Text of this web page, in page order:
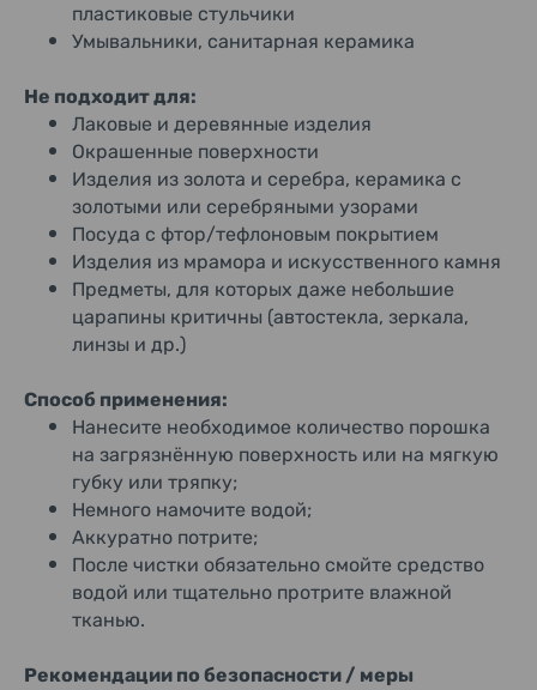
пластиковые стульчики
Умывальники, санитарная керамика
Не подходит для:
Лаковые и деревянные изделия
Окрашенные поверхности
Изделия из золота и серебра, керамика с
золотыми или серебряными узорами
Посуда с фтор/тефлоновым покрытием
Изделия из мрамора и искусственного камня
Предметы, для которых даже небольшие
царапины критичны (автостекла, зеркала,
линзы и др.)
Способ применения:
Нанесите необходимое количество порошка
на загрязнённую поверхность или на мягкую
губку или тряпку;
Немного намочите водой;
Аккуратно потрите;
После чистки обязательно смойте средство
водой или тщательно протрите влажной
тканью.
Рекомендации по безопасности / меры